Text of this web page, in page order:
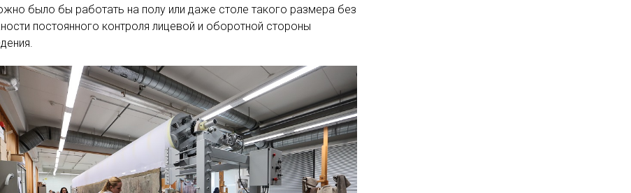
было бы работать на полу или даже столе такого размера без
постоянного контроля лицевой и оборотной стороны